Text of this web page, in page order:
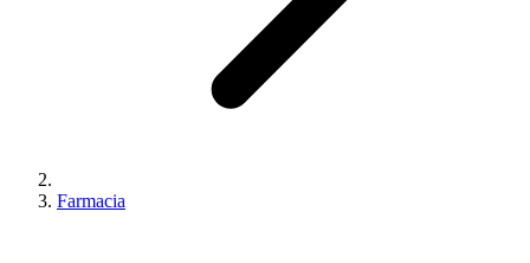
Farmacia